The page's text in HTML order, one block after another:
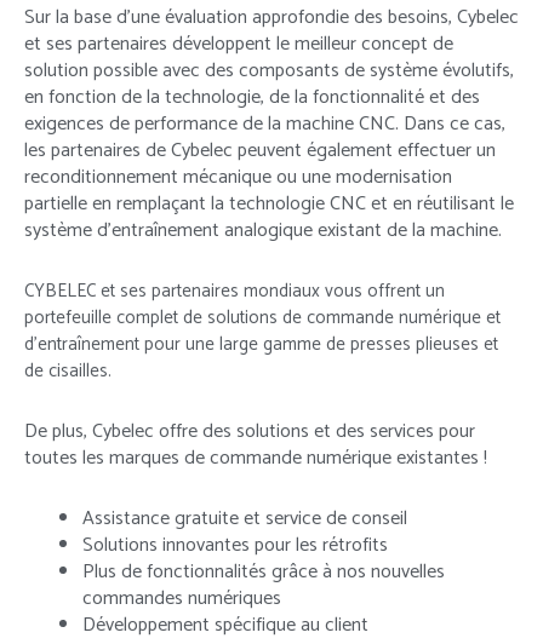
Sur la base d’une évaluation approfondie des besoins, Cybelec
et ses partenaires développent le meilleur concept de
solution possible avec des composants de système évolutifs,
en fonction de la technologie, de la fonctionnalité et des
exigences de performance de la machine CNC. Dans ce cas,
les partenaires de Cybelec peuvent également effectuer un
reconditionnement mécanique ou une modernisation
partielle en remplaçant la technologie CNC et en réutilisant le
système d’entraînement analogique existant de la machine.
CYBELEC et ses partenaires mondiaux vous offrent un
portefeuille complet de solutions de commande numérique et
d’entraînement pour une large gamme de presses plieuses et
de cisailles.
De plus, Cybelec offre des solutions et des services pour
toutes les marques de commande numérique existantes !
Assistance gratuite et service de conseil
Solutions innovantes pour les rétrofits
Plus de fonctionnalités grâce à nos nouvelles
commandes numériques
Développement spécifique au client